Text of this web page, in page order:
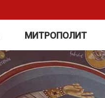
МИТРОПОЛИТ